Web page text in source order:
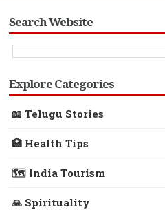
Search Website
Explore Categories
📖 Telugu Stories
🏥 Health Tips
🗺️ India Tourism
🙏 Spirituality